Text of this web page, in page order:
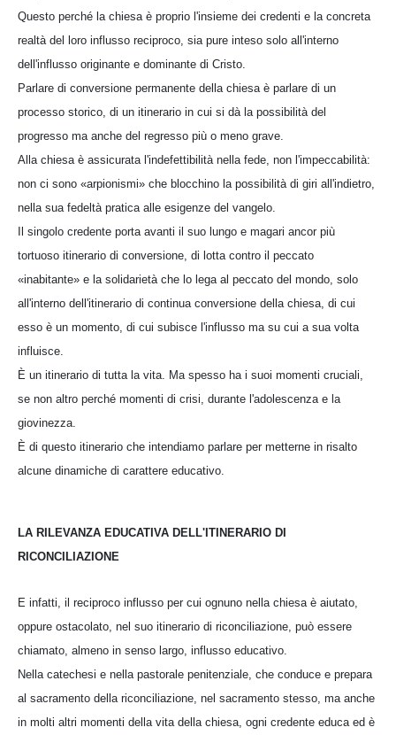
Questo perché la chiesa è proprio l'insieme dei credenti e la concreta
realtà del loro influsso reciproco, sia pure inteso solo all'interno
dell'influsso originante e dominante di Cristo.
Parlare di conversione permanente della chiesa è parlare di un
processo storico, di un itinerario in cui si dà la possibilità del
progresso ma anche del regresso più o meno grave.
Alla chiesa è assicurata l'indefettibilità nella fede, non l'impeccabilità:
non ci sono «arpionismi» che blocchino la possibilità di giri all'indietro,
nella sua fedeltà pratica alle esigenze del vangelo.
Il singolo credente porta avanti il suo lungo e magari ancor più
tortuoso itinerario di conversione, di lotta contro il peccato
«inabitante» e la solidarietà che lo lega al peccato del mondo, solo
all'interno dell'itinerario di continua conversione della chiesa, di cui
esso è un momento, di cui subisce l'influsso ma su cui a sua volta
influisce.
È un itinerario di tutta la vita. Ma spesso ha i suoi momenti cruciali,
se non altro perché momenti di crisi, durante l'adolescenza e la
giovinezza.
È di questo itinerario che intendiamo parlare per metterne in risalto
alcune dinamiche di carattere educativo.
LA RILEVANZA EDUCATIVA DELL'ITINERARIO DI
RICONCILIAZIONE
E infatti, il reciproco influsso per cui ognuno nella chiesa è aiutato,
oppure ostacolato, nel suo itinerario di riconciliazione, può essere
chiamato, almeno in senso largo, influsso educativo.
Nella catechesi e nella pastorale penitenziale, che conduce e prepara
al sacramento della riconciliazione, nel sacramento stesso, ma anche
in molti altri momenti della vita della chiesa, ogni credente educa ed è